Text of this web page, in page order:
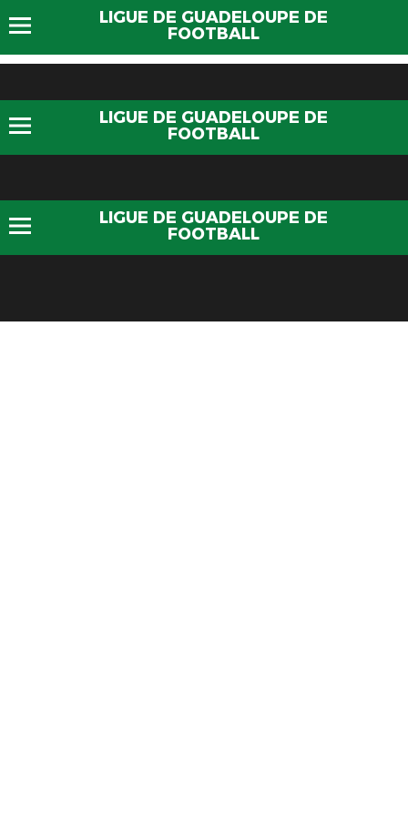
LIGUE DE GUADELOUPE DE
FOOTBALL